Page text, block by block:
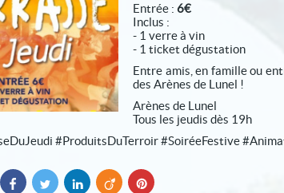
Entrée :6€
Inclus :
- 1 verre à vin
- 1 ticket dégustation
Entre amis, en famille ou
des Arènes de Lunel !
Arènes de Lunel
Tous les jeudis dès 19h
#ProduitsDuTerroir #SoiréeFestive